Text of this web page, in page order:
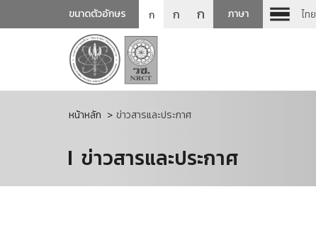
ขนาดตัวอักษร ก ก ก ภาษา ไทย
หน้าหลัก ข่าวสารและประกาศ
ข่าวสารและประกาศ